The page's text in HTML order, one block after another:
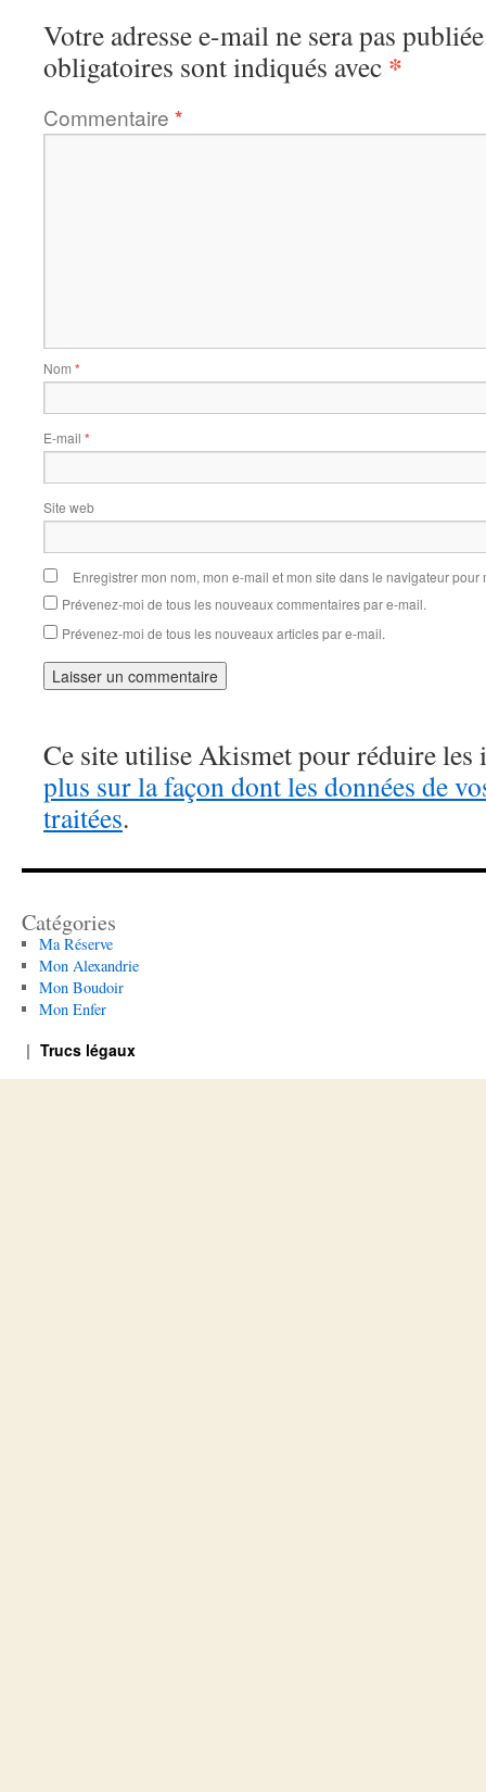
Votre adresse e-mail ne sera pas
obligatoires sont indiqués avec *
Commentaire *
Nom *
E-mail *
Site web
Enregistrer mon nom, mon e-mail et mon site dans le navigateur
Prévenez-moi de tous les nouveaux commentaires par e-mail.
Prévenez-moi de tous les nouveaux articles par e-mail.
Ce site utilise Akismet pour réduire les
plus sur la façon dont les données de
traitées.
Catégories
Ma Réserve
Mon Alexandrie
Mon Boudoir
Mon Enfer
Trucs légaux